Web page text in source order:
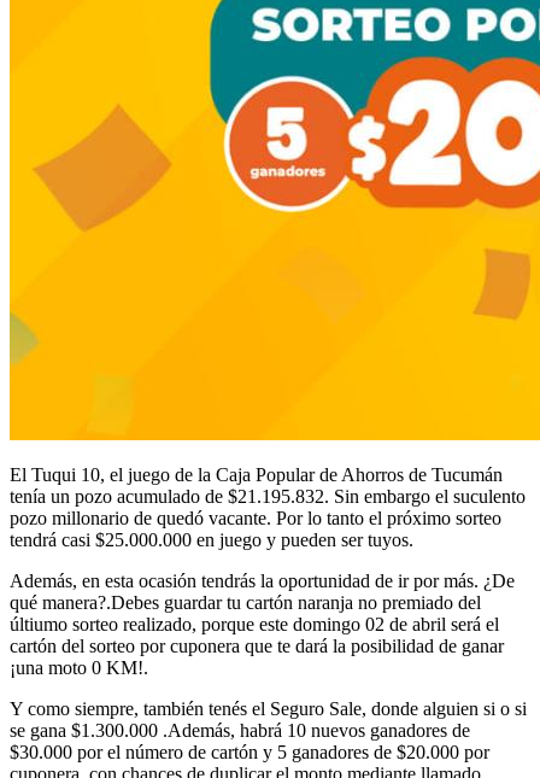
El Tuqui 10, el juego de la Caja Popular de Ahorros de Tucumán
tenía un pozo acumulado de $21.195.832. Sin embargo el suculento
pozo millonario de quedó vacante. Por lo tanto el próximo sorteo
tendrá casi $25.000.000 en juego y pueden ser tuyos.
Además, en esta ocasión tendrás la oportunidad de ir por más. ¿De
qué manera?.Debes guardar tu cartón naranja no premiado del
últiumo sorteo realizado, porque este domingo 02 de abril será el
cartón del sorteo por cuponera que te dará la posibilidad de ganar
¡una moto 0 KM!.
Y como siempre, también tenés el Seguro Sale, donde alguien si o si
se gana $1.300.000 .Además, habrá 10 nuevos ganadores de
$30.000 por el número de cartón y 5 ganadores de $20.000 por
cuponera, con chances de duplicar el monto mediante llamado